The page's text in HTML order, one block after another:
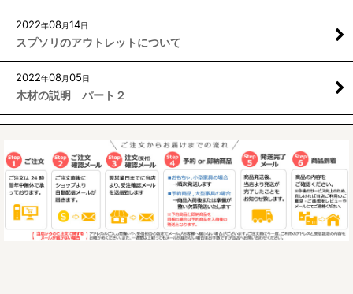
2022年08月14日
スプソリのアウトレットについて
2022年08月05日
木材の説明 パート２